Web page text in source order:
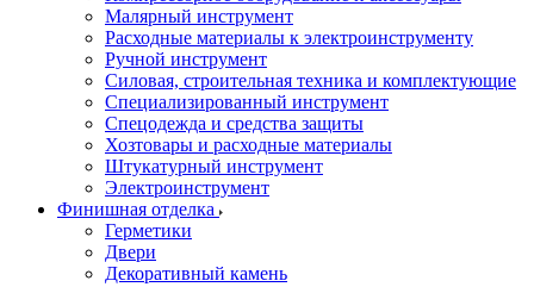
Малярный инструмент
Расходные материалы к электроинструменту
Ручной инструмент
Силовая, строительная техника и комплектующие
Специализированный инструмент
Спецодежда и средства защиты
Хозтовары и расходные материалы
Штукатурный инструмент
Электроинструмент
Финишная отделка
Герметики
Двери
Декоративный камень